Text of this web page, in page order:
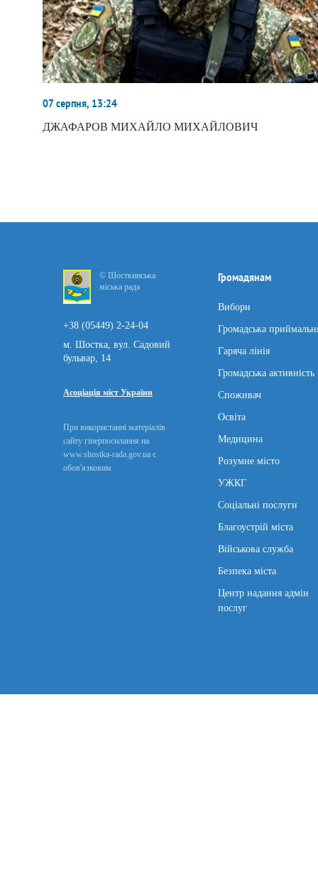
07 серпня, 13:24
ДЖАФАРОВ МИХАЙЛО МИХАЙЛОВИЧ
© Шосткинська
міська рада
+38 (05449) 2-24-04
м. Шостка, вул. Садовий
бульвар, 14
Асоціація міст України
При використанні матеріалів
сайту гіперпосилання на
www.shostka-rada.gov.ua є
обов'язковим
Громадянам
Вибори
Громадська
Гаряча лінія
Громадська активність
Споживач
Освіта
Медицина
Розумне місто
УЖКГ
Соціальні послуги
Благоустрій міста
Військова служба
Безпека міста
Центр надання адмін
послуг